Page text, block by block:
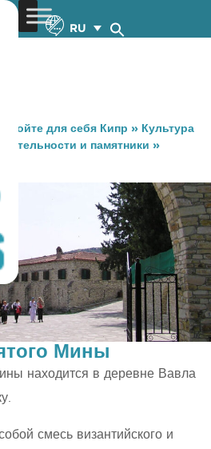
RU
для себя Кипр » Культура
и памятники »
Мины
находится в деревне Вавла
смесь византийского и